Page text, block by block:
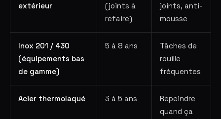
extérieur
(joints à
refaire)
joints, anti-
mousse
Inox 201 / 430
(équipements bas
de gamme)
5 à 8 ans
Tâches de
rouille
fréquentes
Acier thermolaqué 3 à 5 ans
Repeindre
quand ça